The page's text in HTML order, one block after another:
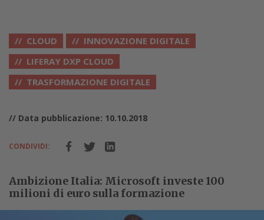
CLOUD
INNOVAZIONE DIGITALE
LIFERAY DXP CLOUD
TRASFORMAZIONE DIGITALE
// Data pubblicazione: 10.10.2018
CONDIVIDI:
Ambizione Italia: Microsoft investe 100
milioni di euro sulla formazione